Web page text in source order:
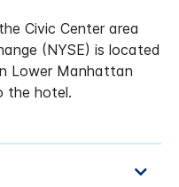
Civic Center area
(NYSE) is located
Lower Manhattan
the hotel.